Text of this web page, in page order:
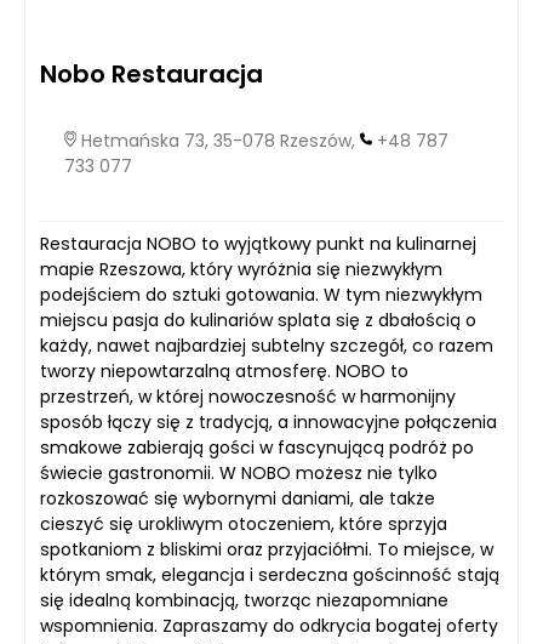
Nobo Restauracja
Hetmańska 73, 35-078 Rzeszów,
+48 787
733 077
Restauracja NOBO to wyjątkowy punkt na kulinarnej
mapie Rzeszowa, który wyróżnia się niezwykłym
podejściem do sztuki gotowania. W tym niezwykłym
miejscu pasja do kulinariów splata się z dbałością o
każdy, nawet najbardziej subtelny szczegół, co razem
tworzy niepowtarzalną atmosferę. NOBO to
przestrzeń, w której nowoczesność w harmonijny
sposób łączy się z tradycją, a innowacyjne połączenia
smakowe zabierają gości w fascynującą podróż po
świecie gastronomii. W NOBO możesz nie tylko
rozkoszować się wybornymi daniami, ale także
cieszyć się urokliwym otoczeniem, które sprzyja
spotkaniom z bliskimi oraz przyjaciółmi. To miejsce, w
którym smak, elegancja i serdeczna gościnność stają
się idealną kombinacją, tworząc niezapomniane
wspomnienia. Zapraszamy do odkrycia bogatej oferty